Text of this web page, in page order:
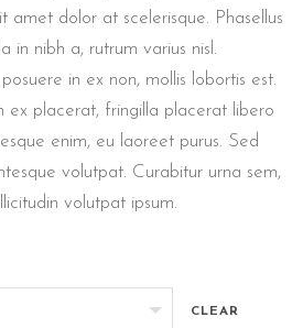
amet dolor at scelerisque. Phasellus
in nibh a, rutrum varius nisl.
in ex non, mollis lobortis est.
ex placerat, fringilla placerat libero
enim, eu laoreet purus. Sed
volutpat. Curabitur urna sem,
volutpat ipsum.
CLEAR